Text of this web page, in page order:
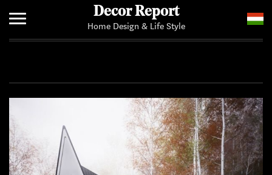
Decor Report
Home Design & Life Style